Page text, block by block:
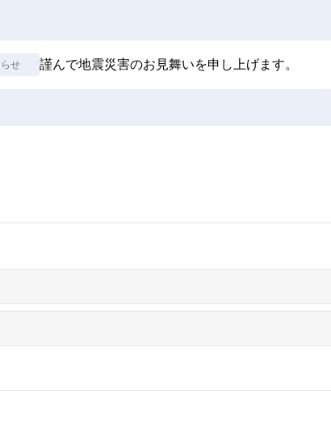
せ 謹んで地震災害のお見舞いを申し上げます。